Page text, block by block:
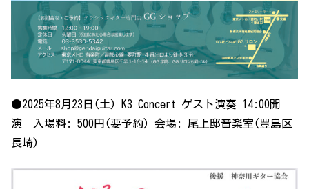
●2025年8月23日(土) K3 Concert ゲスト演奏 14:00開
演 入場料: 500円(要予約) 会場: 尾上邸音楽室(豊島区
長崎)